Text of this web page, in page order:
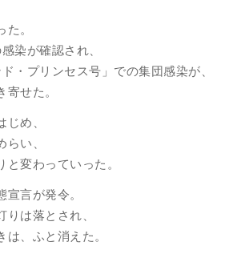
。
染が確認され、
・プリンセス号」での集団感染が、
寄せた。
じめ、
らい、
変わっていった。
宣言が発令。
りは落とされ、
は、ふと消えた。